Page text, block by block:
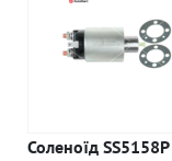
Соленоїд SS5158P